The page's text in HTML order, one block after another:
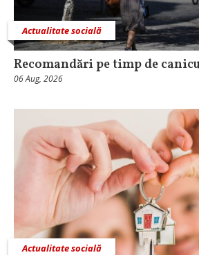
Actualitate socială
Recomandări pe timp de
06 Aug, 2026
Actualitate socială